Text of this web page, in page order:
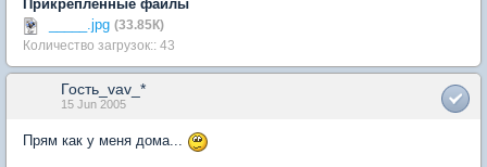
Прикрепленные файлы
_____.jpg (33.85К)
Количество загрузок:: 43
Гость_vav_*
15 Jun 2005
Прям как у меня дома...